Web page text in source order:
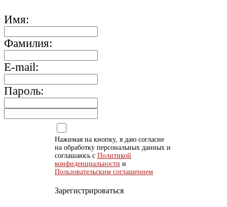
Имя:
Фамилия:
E-mail:
Пароль:
Нажимая на кнопку, я даю согласие
на обработку персональных данных и
соглашаюсь с Политикой
конфиденциальности и
Пользовательским соглашением
Зарегистрироваться